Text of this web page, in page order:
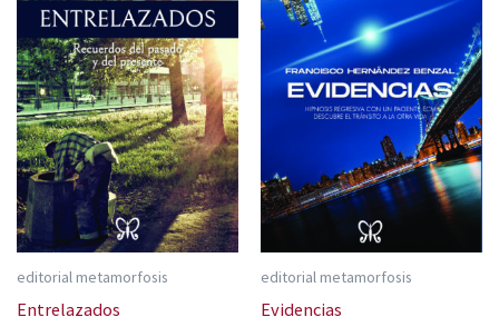
editorial metamorfosis
Entrelazados
editorial metamorfosis
Evidencias